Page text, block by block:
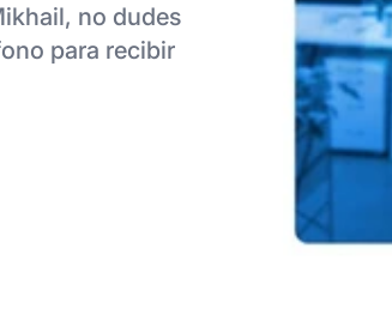
no dudes
para recibir